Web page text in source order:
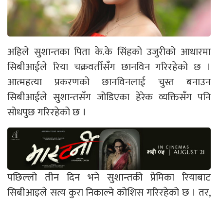
अहिले सुशान्तका पिता के.के सिंहको उजुरीको आधारमा
सिबीआईले रिया चक्रवर्तीसँग छानविन गरिरहेको छ ।
आत्महत्या प्रकरणको छानविनलाई चुस्त बनाउन
सिबीआईले सुशान्तसँग जोडिएका हेरेक व्यक्तिसँग पनि
सोधपुछ गरिरहेको छ ।
पछिल्लो तीन दिन भने सुशान्तकी प्रेमिका रियाबाट
सिबीआइले सत्य कुरा निकाल्ने कोशिस गरिरहेको छ । तर,